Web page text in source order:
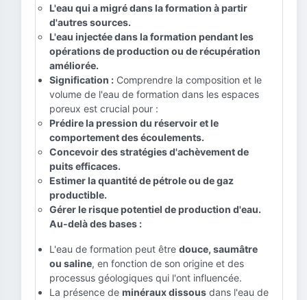
L'eau qui a migré dans la formation à partir
d'autres sources.
L'eau injectée dans la formation pendant les
opérations de production ou de récupération
améliorée.
Signification : Comprendre la composition et le
volume de l'eau de formation dans les espaces
poreux est crucial pour :
Prédire la pression du réservoir et le
comportement des écoulements.
Concevoir des stratégies d'achèvement de
puits efficaces.
Estimer la quantité de pétrole ou de gaz
productible.
Gérer le risque potentiel de production d'eau.
Au-delà des bases :
L'eau de formation peut être douce, saumâtre
ou saline, en fonction de son origine et des
processus géologiques qui l'ont influencée.
La présence de minéraux dissous dans l'eau de